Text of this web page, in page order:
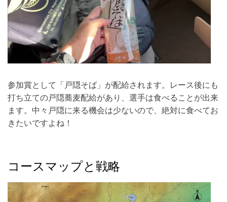
参加賞として「戸隠そば」が配給されます。レース後にも
打ち立ての戸隠蕎麦配給があり、選手は食べることが出来
ます。中々戸隠に来る機会は少ないので、絶対に食べてお
きたいですよね！
コースマップと戦略